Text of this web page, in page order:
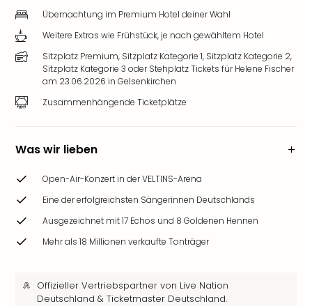
Übernachtung im Premium Hotel deiner Wahl
Weitere Extras wie Frühstück, je nach gewähltem Hotel
Sitzplatz Premium, Sitzplatz Kategorie 1, Sitzplatz Kategorie 2,
Sitzplatz Kategorie 3 oder Stehplatz Tickets für Helene Fischer
am 23.06.2026 in Gelsenkirchen
Zusammenhängende Ticketplätze
Was wir lieben
Open-Air-Konzert in der VELTINS-Arena
Eine der erfolgreichsten Sängerinnen Deutschlands
Ausgezeichnet mit 17 Echos und 8 Goldenen Hennen
Mehr als 18 Millionen verkaufte Tonträger
Offizieller Vertriebspartner von Live Nation
Deutschland & Ticketmaster Deutschland.